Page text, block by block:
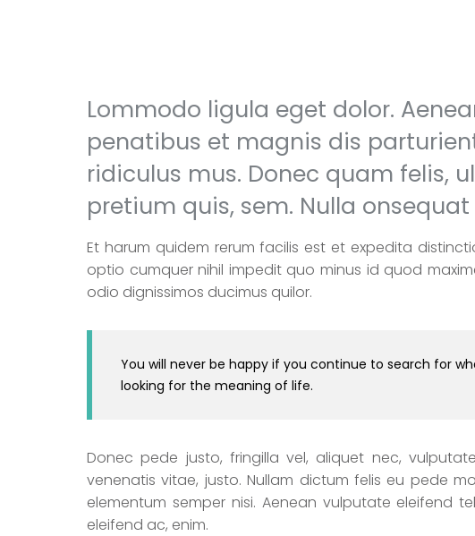
Lommodo ligula eget dolor.
penatibus et magnis dis
ridiculus mus. Donec quam felis,
pretium quis, sem. Nulla
Et harum quidem rerum facilis est et expedita
optio cumquer nihil impedit quo minus id quod
odio dignissimos ducimus quilor.
You will never be happy if you continue to search for
looking for the meaning of life.
Donec pede justo, fringilla vel, aliquet nec,
venenatis vitae, justo. Nullam dictum felis eu pede
elementum semper nisi. Aenean vulputate eleifend
eleifend ac, enim.